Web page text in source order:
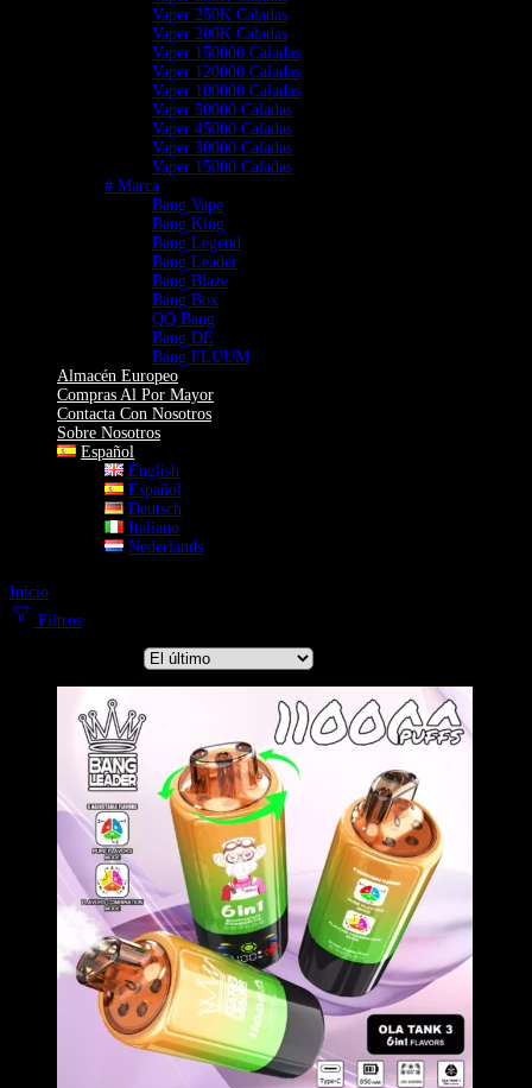
Vaper 250K Caladas
Vaper 200K Caladas
Vaper 150000 Caladas
Vaper 120000 Caladas
Vaper 100000 Caladas
Vaper 50000 Caladas
Vaper 45000 Caladas
Vaper 30000 Caladas
Vaper 15000 Caladas
# Marca
Bang Vape
Bang King
Bang Legend
Bang Leader
Bang Blaze
Bang Box
QQ Bang
Bang DE
Bang FLUUM
Almacén Europeo
Compras Al Por Mayor
Contacta Con Nosotros
Sobre Nosotros
Español
English
Español
Deutsch
Italiano
Nederlands
Inicio
Filtros